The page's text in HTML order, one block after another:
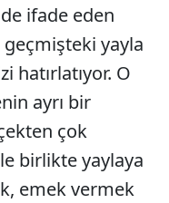
ifade eden
geçmişteki yayla
hatırlatıyor. O
ayrı bir
çok
birlikte yaylaya
emek vermek